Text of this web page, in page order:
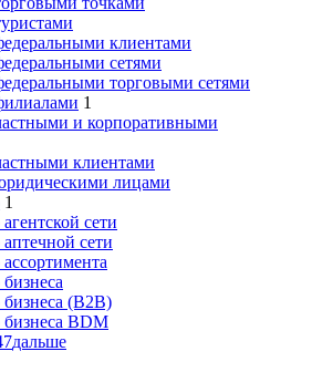
клиентами
сетями
торговыми сетями
1
и корпоративными
клиентами
лицами
1
сети
сети
(B2B)
BDM
дальше